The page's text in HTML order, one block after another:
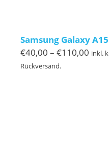
Samsung Galaxy
€40,00 – €110,00 inkl.
Rückversand.